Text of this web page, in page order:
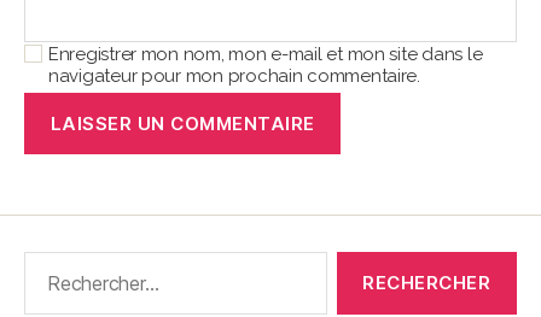
Enregistrer mon nom, mon e-mail et mon site dans le
navigateur pour mon prochain commentaire.